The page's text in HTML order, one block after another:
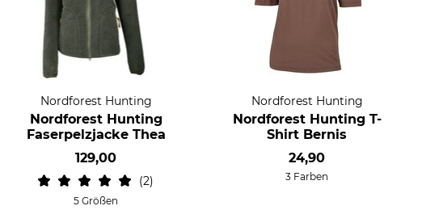
Nordforest Hunting
Nordforest Hunting
Faserpelzjacke Thea
129,00
2
5 Größen
Nordforest Hunting
Nordforest Hunting T-
Shirt Bernis
24,90
3 Farben